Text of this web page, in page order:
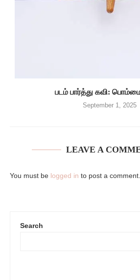
படம் பார்த்து கவி:
September 1, 2025
LEAVE A
You must be logged in to post a comment.
Search